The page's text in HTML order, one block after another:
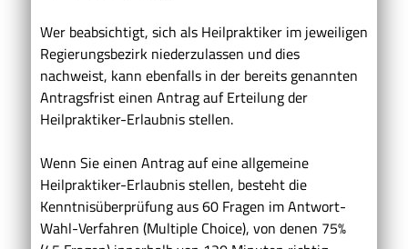
Wer beabsichtigt, sich als Heilpraktiker im jeweiligen
Regierungsbezirk niederzulassen und dies
nachweist, kann ebenfalls in der bereits genannten
Antragsfrist einen Antrag auf Erteilung der
Heilpraktiker-Erlaubnis stellen.
Wenn Sie einen Antrag auf eine allgemeine
Heilpraktiker-Erlaubnis stellen, besteht die
Kenntnisüberprüfung aus 60 Fragen im Antwort-
Wahl-Verfahren (Multiple Choice), von denen 75%